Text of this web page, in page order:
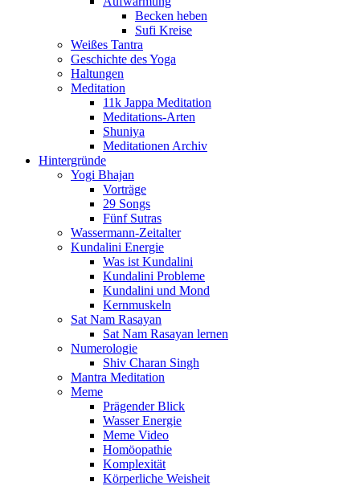
Becken heben
Sufi Kreise
Weißes Tantra
Geschichte des Yoga
Haltungen
Meditation
11k Jappa Meditation
Meditations-Arten
Shuniya
Meditationen Archiv
Hintergründe
Yogi Bhajan
Vorträge
29 Songs
Fünf Sutras
Wassermann-Zeitalter
Kundalini Energie
Was ist Kundalini
Kundalini Probleme
Kundalini und Mond
Kernmuskeln
Sat Nam Rasayan
Sat Nam Rasayan lernen
Numerologie
Shiv Charan Singh
Mantra Meditation
Meme
Prägender Blick
Wasser Energie
Meme Video
Homöopathie
Komplexität
Körperliche Weisheit